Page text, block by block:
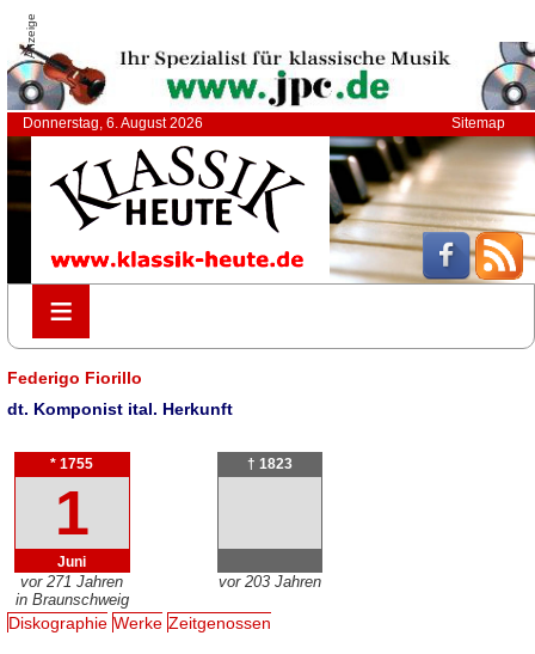
Anzeige
Donnerstag, 6. August 2026 Sitemap
≡
≡
Federigo Fiorillo
dt. Komponist ital. Herkunft
* 1755
1
Juni
vor 271 Jahren
in Braunschweig
† 1823
vor 203 Jahren
Diskographie Werke Zeitgenossen